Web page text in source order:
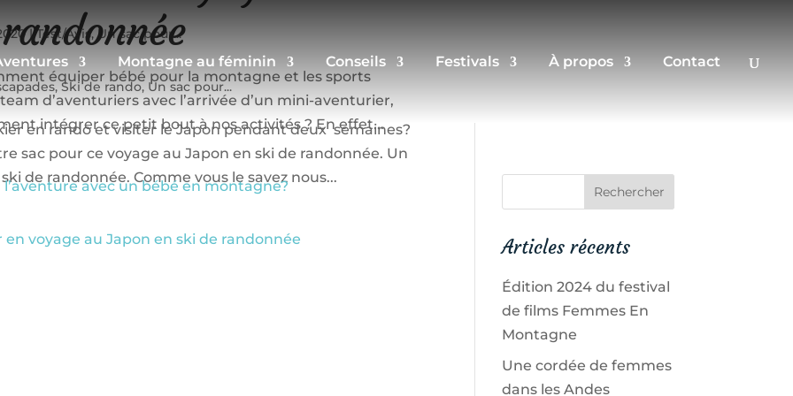
Montagne au féminin Conseils Festivals À propos Contact
|Test/Avis,Un sac pour...
équiper bébé pour la montagne et les sports
d’aventuriers avec l’arrivée d’un mini-aventurier,
intégrer ce petit bout à nos activités ? En effet...
,Ski de rando, Un sac pour...
en rando et visiter le Japon pendant deux semaines?
sac pour ce voyage au Japon en ski de randonnée. Un
de randonnée. Comme vous le savez nous...
Articles récents
Édition 2024 du festival
de films Femmes En
Montagne
Une cordée de femmes
dans les Andes